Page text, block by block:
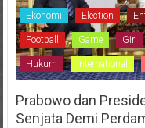
Ekonomi Election
Football Game Girl
Hukum International
Prabowo dan
Senjata Demi